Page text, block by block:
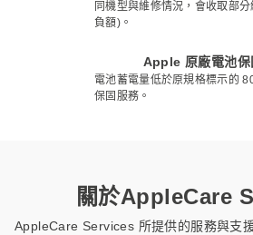
同機型與維修情況，會收取部
負額)。
Apple 原廠電池保
電池蓄電量低於原規格標示的
保固服務。
關於AppleCare
AppleCare Services 所提供的服務與支